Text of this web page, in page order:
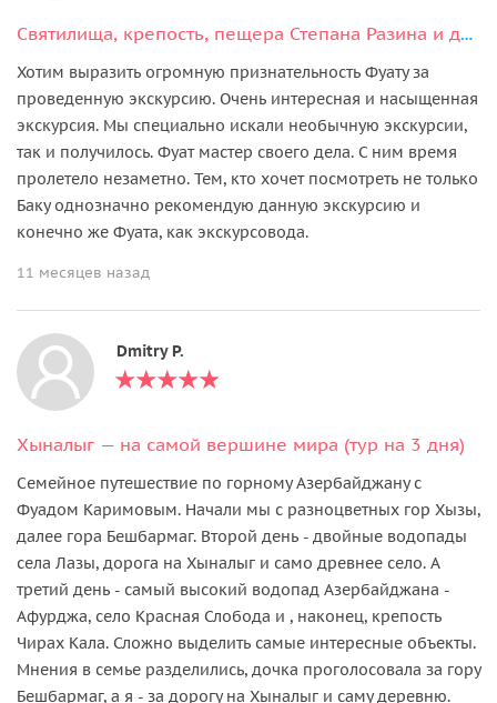
программу.
Ущелье Тенгалтывосхищает своими грандиозными
скалами, красоту которых невозможно полностью
передать на фото. Чтобы насладиться этим зрелищем, мы
остановимся в уютной чайхане на склоне ущелья, где я
угощу вас чаем с вареньем. Далее вы увидите самый
высокий водопад страны — Афурджа. Если будет снег и
слякоть, то мы пересядем на Ниву и на ней совершим
небольшую поездку по горной деревенской дороге. Далее
насладиться панорамой долины. Летом водопад очень
сильно усыхает, и именно конец осени, зима и начало
весны идеальны для его посещения.
Святилища, крепость, пещера Степана Разина и другие «нетуристические места»
Хотим выразить огромную признательность Фуату за
проведенную экскурсию. Очень интересная и насыщенная
экскурсия. Мы специально искали необычную экскурсии,
так и получилось. Фуат мастер своего дела. С ним время
пролетело незаметно. Тем, кто хочет посмотреть не только
Баку однозначно рекомендую данную экскурсию и
конечно же Фуата, как экскурсовода.
11 месяцев назад
Dmitry P.
Хыналыг — на самой вершине мира (тур на 3 дня)
Семейное путешествие по горному Азербайджану с
Фуадом Каримовым. Начали мы с разноцветных гор Хызы,
далее гора Бешбармаг. Второй день - двойные водопады
села Лазы, дорога на Хыналыг и само древнее село. А
третий день - самый высокий водопад Азербайджана -
Афурджа, село Красная Слобода и , наконец, крепость
Чирах Кала. Сложно выделить самые интересные объекты.
Мнения в семье разделились, дочка проголосовала за гору
Бешбармаг, а я - за дорогу на Хыналыг и саму деревню.